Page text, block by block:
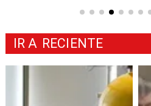
IR A RECIENTE